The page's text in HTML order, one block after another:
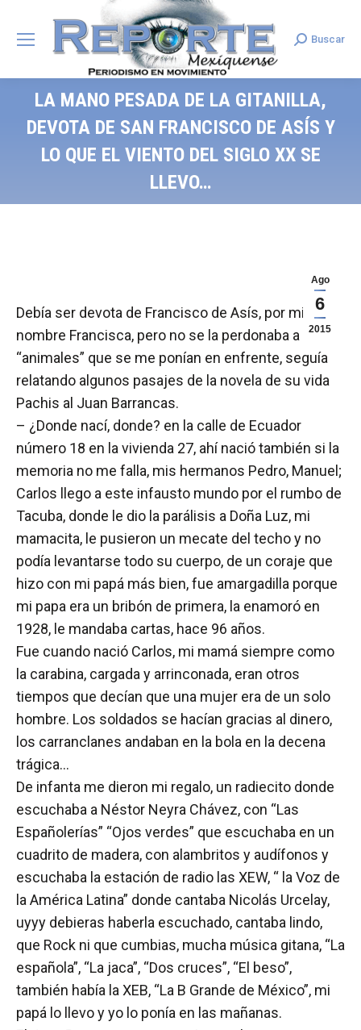
Search:
Buscar
LA MANO PESADA DE LA GITANILLA,
DEVOTA DE SAN FRANCISCO DE ASÍS Y
LO QUE EL VIENTO DEL SIGLO XX SE
LLEVO…
Ago
6
2015
Debía ser devota de Francisco de Asís, por mi
nombre Francisca, pero no se la perdonaba a los
“animales” que se me ponían en enfrente, seguía
relatando algunos pasajes de la novela de su vida
Pachis al Juan Barrancas.
– ¿Donde nací, donde? en la calle de Ecuador
número 18 en la vivienda 27, ahí nació también si la
memoria no me falla, mis hermanos Pedro, Manuel;
Carlos llego a este infausto mundo por el rumbo de
Tacuba, donde le dio la parálisis a Doña Luz, mi
mamacita, le pusieron un mecate del techo y no
podía levantarse todo su cuerpo, de un coraje que
hizo con mi papá más bien, fue amargadilla porque
mi papa era un bribón de primera, la enamoró en
1928, le mandaba cartas, hace 96 años.
Fue cuando nació Carlos, mi mamá siempre como
la carabina, cargada y arrinconada, eran otros
tiempos que decían que una mujer era de un solo
hombre. Los soldados se hacían gracias al dinero,
los carranclanes andaban en la bola en la decena
trágica…
De infanta me dieron mi regalo, un radiecito donde
escuchaba a Néstor Neyra Chávez, con “Las
Españolerías” “Ojos verdes” que escuchaba en un
cuadrito de madera, con alambritos y audífonos y
escuchaba la estación de radio las XEW, “ la Voz de
la América Latina” donde cantaba Nicolás Urcelay,
uyyy debieras haberla escuchado, cantaba lindo,
que Rock ni que cumbias, mucha música gitana, “La
española”, “La jaca”, “Dos cruces”, “El beso”,
también había la XEB, “La B Grande de México”, mi
papá lo llevo y yo lo ponía en las mañanas.